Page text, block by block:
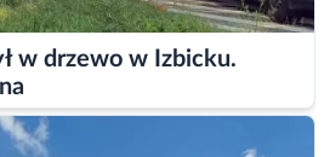
w drzewo w Izbicku.